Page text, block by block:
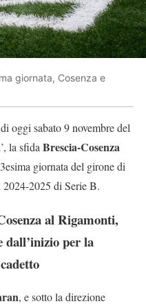
giornata, Cosenza e
oggi sabato 9 novembre del
la sfida Brescia-Cosenza
giornata del girone di
2025 di Serie B.
al Rigamonti,
dall’inizio per la
, e sotto la direzione